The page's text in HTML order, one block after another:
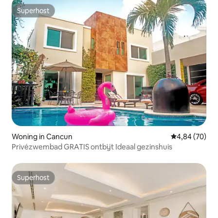
Superhost
Superhost
Woning in Cancun Gemiddelde
4,84 (70)
Privézwembad GRATIS ontbijt Ideaal gezinshuis
Superhost
Superhost